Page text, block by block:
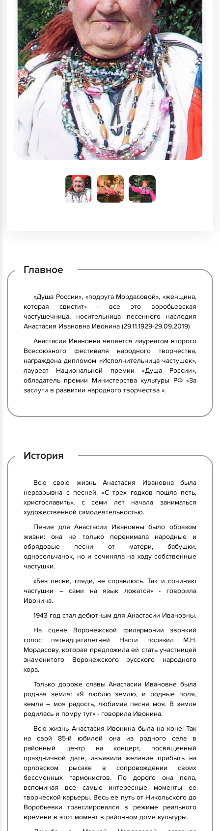
Главное
«Душа России», «подруга Мордасовой», «женщина,
которая свистит» - все это воробьевская
частушечница, носительница песенного наследия
Анастасия Ивановна Ивонина (29.11.1929-29.09.2019)
Анастасия Ивановна является лауреатом второго
Всесоюзного фестиваля народного творчества,
награждена дипломом «Исполнительница частушек»,
лауреат Национальной премии «Душа России»,
обладатель премии Министерства культуры РФ «За
заслуги в развитии народного творчества ».
История
Всю свою жизнь Анастасия Ивановна была
неразрывна с песней. «С трех годков пошла петь,
христославить», с семи лет начала заниматься
художественной самодеятельностью.
Пение для Анастасии Ивановны было образом
жизни: она не только перенимала народные и
обрядовые песни от матери, бабушки,
односельчанок, но и сочиняла на ходу собственные
частушки.
«Без песни, гляди, не справлюсь. Так и сочиняю
частушки – сами на язык ложатся» - говорила
Ивонина.
1943 год стал дебютным для Анастасии Ивановны.
На сцене Воронежской филармонии звонкий
голос пятнадцатилетней Насти поразил М.Н.
Мордасову, которая предложила ей стать участницей
знаменитого Воронежского русского народного
хора.
Только дороже славы Анастасии Ивановне была
родная земля: «Я люблю землю, и родные поля,
земля – моя радость, любимая песня моя. В земле
родилась и помру тут» - говорила Ивонина.
Всю жизнь Анастасия Ивонина была на коне! Так
на свой 85-й юбилей она из родного села в
районный центр на концерт, посвященный
праздничной дате, изъявила желание прибыть на
орловском рысаке в сопровождении своих
бессменных гармонистов. По дороге она пела,
вспоминая все самые интересные моменты ее
творческой карьеры. Весь ее путь от Никольского до
Воробьевки транслировался в режиме реального
времени в этот момент в районном доме культуры.